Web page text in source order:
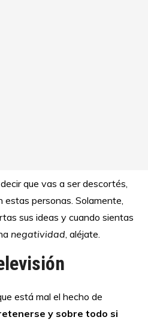
que vas a ser descortés,
estas personas. Solamente,
sus ideas y cuando sientas
negatividad , aléjate.
está mal el hecho de
y sobre todo si